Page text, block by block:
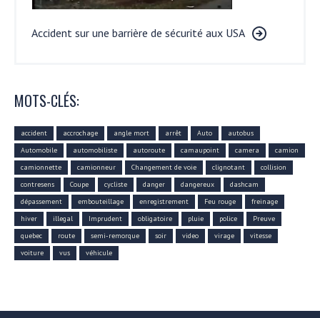
Accident sur une barrière de sécurité aux USA
MOTS-CLÉS:
accident accrochage angle mort arrêt Auto
autobus
Automobile
automobiliste autoroute camaupoint camera
camion
camionnette
camionneur Changement de voie clignotant
collision
contresens
Coupe cycliste danger dangereux
dashcam
dépassement
embouteillage enregistrement Feu rouge
freinage
hiver
illegal Imprudent obligatoire pluie police
Preuve
quebec
route semi-remorque soir video virage
vitesse
voiture
vus véhicule